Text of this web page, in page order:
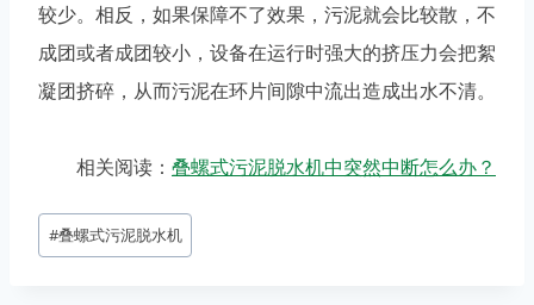
较少。相反，如果保障不了效果，污泥就会比较散，不
成团或者成团较小，设备在运行时强大的挤压力会把絮
凝团挤碎，从而污泥在环片间隙中流出造成出水不清。
相关阅读： 叠螺式污泥脱水机中突然中断怎么办？
#叠螺式污泥脱水机